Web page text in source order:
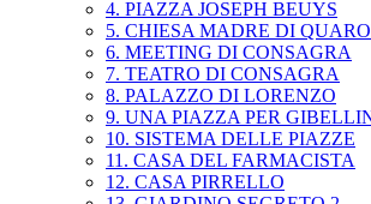
4. PIAZZA JOSEPH BEUYS
5. CHIESA MADRE DI
6. MEETING DI CONSAGRA
7. TEATRO DI CONSAGRA
8. PALAZZO DI LORENZO
9. UNA PIAZZA PER
10. SISTEMA DELLE PIAZZE
11. CASA DEL FARMACISTA
12. CASA PIRRELLO